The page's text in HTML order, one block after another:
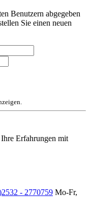
Benutzern abgegeben
Sie einen neuen
Erfahrungen mit
- 2770759 Mo-Fr,